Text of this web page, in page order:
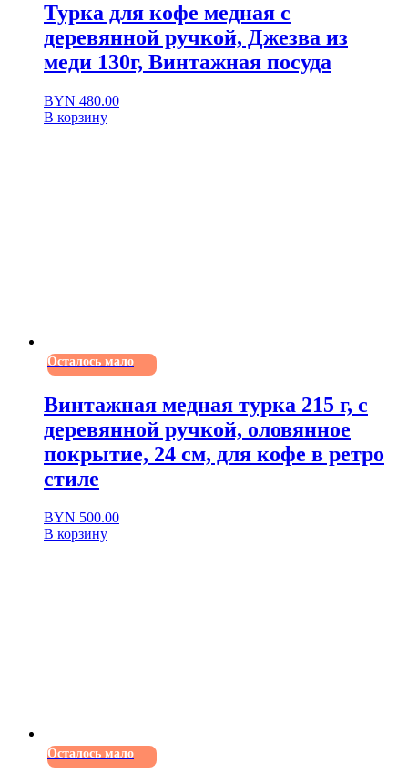
Турка для кофе медная с
деревянной ручкой, Джезва из
меди 130г, Винтажная посуда
BYN 480.00
В корзину
Осталось мало
Винтажная медная турка 215 г, с
деревянной ручкой, оловянное
покрытие, 24 см, для кофе в ретро
стиле
BYN 500.00
В корзину
Осталось мало